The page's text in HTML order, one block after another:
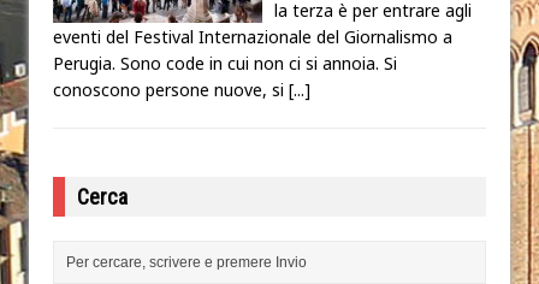
la terza è per entrare agli
eventi del Festival Internazionale del Giornalismo a
Perugia. Sono code in cui non ci si annoia. Si
conoscono persone nuove, si [...]
Cerca